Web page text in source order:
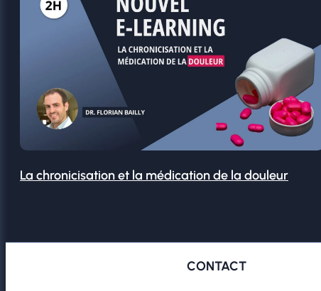
La chronicisation et la médication de la douleur
CONTACT